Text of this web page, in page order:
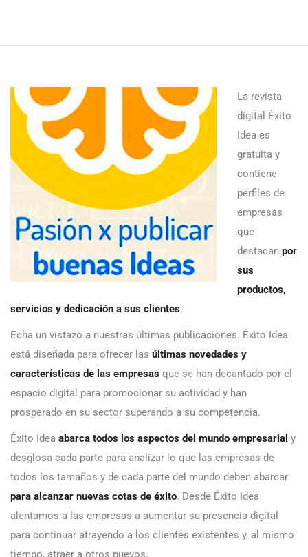
La revista
digital Éxito
Idea es
gratuita y
contiene
perfiles de
empresas
que
destacan por
sus
productos,
servicios y dedicación a sus clientes.
Echa un vistazo a nuestras últimas publicaciones. Éxito Idea
está diseñada para ofrecer las últimas novedades y
características de las empresas que se han decantado por el
espacio digital para promocionar su actividad y han
prosperado en su sector superando a su competencia.
Éxito Idea abarca todos los aspectos del mundo empresarial y
desglosa cada parte para analizar lo que las empresas de
todos los tamaños y de cada parte del mundo deben abarcar
para alcanzar nuevas cotas de éxito. Desde Éxito Idea
alentamos a las empresas a aumentar su presencia digital
para continuar atrayendo a los clientes existentes y, al mismo
tiempo, atraer a otros nuevos.